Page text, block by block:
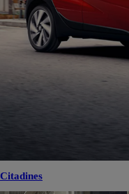
Citadines